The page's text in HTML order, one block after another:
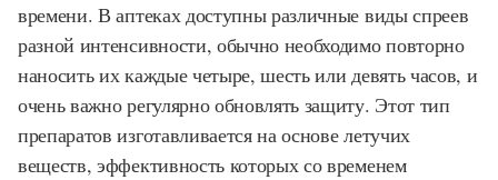
времени. В аптеках доступны различные виды спреев
разной интенсивности, обычно необходимо повторно
наносить их каждые четыре, шесть или девять часов, и
очень важно регулярно обновлять защиту. Этот тип
препаратов изготавливается на основе летучих
веществ, эффективность которых со временем